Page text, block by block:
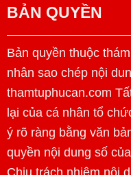
BẢN QUYỀN
Bản quyền thuộc
nhân sao chép nội
thamtuphucan.com
lại của cá nhân tổ
ý rõ ràng bằng văn
quyền nội dung số
Chịu trách nhiệm nội